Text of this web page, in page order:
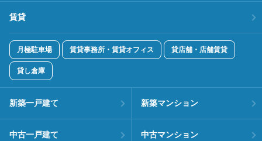
賃貸
月極駐車場 賃貸事務所・賃貸オフィス 貸店舗・店舗賃貸
貸し倉庫
新築一戸建て 新築マンション
中古一戸建て 中古マンション